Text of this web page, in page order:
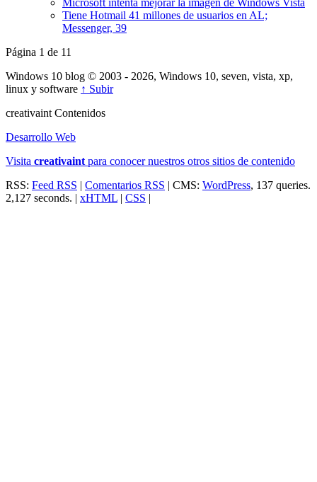
Tiene Hotmail 41 millones de usuarios en AL;
Messenger, 39
Página 1 de 11
Windows 10 blog © 2003 - 2026, Windows 10, seven, vista, xp,
linux y software ↑ Subir
creativaint Contenidos
Desarrollo Web
Visita creativaint para conocer nuestros otros sitios de contenido
RSS: Feed RSS | Comentarios RSS | CMS: WordPress, 137 queries.
2,127 seconds. | xHTML | CSS |